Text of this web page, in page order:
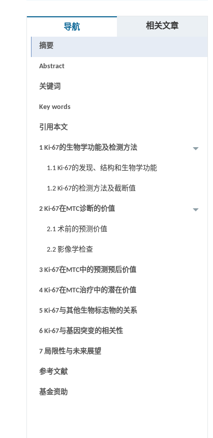
导航 相关文章
摘要
Abstract
关键词
Key words
引用本文
1 Ki-67的生物学功能及检测方法
1.1 Ki-67的发现、结构和生物学功能
1.2 Ki-67的检测方法及截断值
2 Ki-67在MTC诊断的价值
2.1 术前的预测价值
2.2 影像学检查
3 Ki-67在MTC中的预测预后价值
4 Ki-67在MTC治疗中的潜在价值
5 Ki-67与其他生物标志物的关系
6 Ki-67与基因突变的相关性
7 局限性与未来展望
参考文献
基金资助